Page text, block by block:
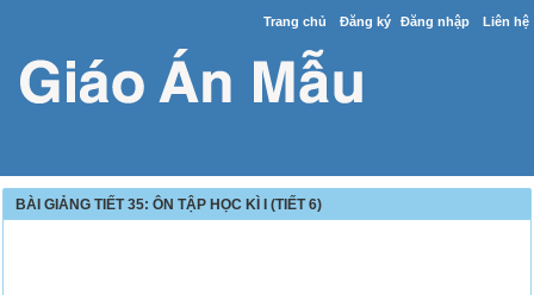
Trang chủ Đăng ký Đăng nhập Liên hệ
BÀI GIẢNG TIẾT 35: ÔN TẬP HỌC KÌ I (TIẾT 6)